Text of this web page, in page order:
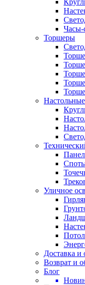
Часы-
Торшеры
Уличное
Доставка и
Возврат и
Блог